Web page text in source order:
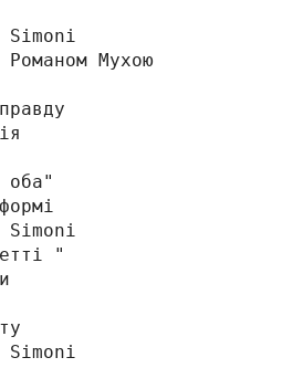
Мухою
оба"
"